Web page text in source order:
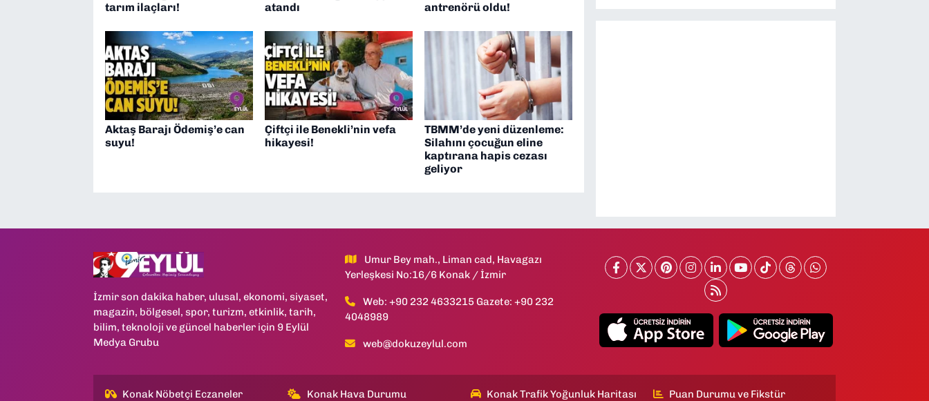
tarım ilaçları!
atandı
antrenörü oldu!
Aktaş Barajı Ödemiş’e can
suyu!
Çiftçi ile Benekli’nin vefa
hikayesi!
TBMM’de yeni düzenleme:
Silahını çocuğun eline
kaptırana hapis cezası
geliyor
İzmir son dakika haber, ulusal, ekonomi, siyaset,
magazin, bölgesel, spor, turizm, etkinlik, tarih,
bilim, teknoloji ve güncel haberler için 9 Eylül
Medya Grubu
Umur Bey mah., Liman cad, Havagazı
Yerleşkesi No:16/6 Konak / İzmir
Web: +90 232 4633215 Gazete: +90 232
4048989
web@dokuzeylul.com
Konak Nöbetçi Eczaneler Konak Hava Durumu Konak Trafik Yoğunluk Haritası Puan Durumu ve Fikstür